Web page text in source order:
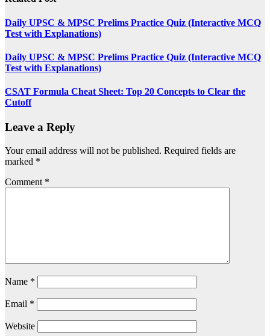
Daily UPSC & MPSC Prelims Practice Quiz (Interactive MCQ
Test with Explanations)
Daily UPSC & MPSC Prelims Practice Quiz (Interactive MCQ
Test with Explanations)
CSAT Formula Cheat Sheet: Top 20 Concepts to Clear the
Cutoff
Leave a Reply
Your email address will not be published. Required fields are
marked *
Comment *
Name *
Email *
Website